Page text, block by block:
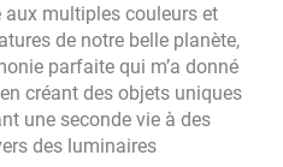
multiples couleurs et
de notre belle planète,
parfaite qui m’a donné
créant des objets uniques
une seconde vie à des
des luminaires